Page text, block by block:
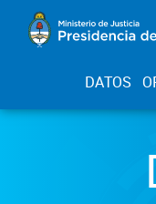
DATOS